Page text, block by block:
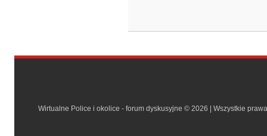
Wirtualne Police i okolice - forum dyskusyjne © 2026 | Wszystkie